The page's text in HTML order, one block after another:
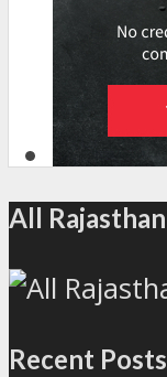
All
Recent Posts